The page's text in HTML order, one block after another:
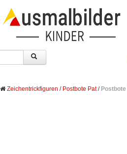
Zeichentrickfiguren / Postbote Pat/